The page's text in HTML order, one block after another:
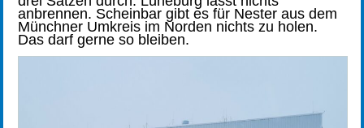
anbrennen. Scheinbar gibt es für Nester aus dem
Münchner Umkreis im Norden nichts zu holen.
Das darf gerne so bleiben.